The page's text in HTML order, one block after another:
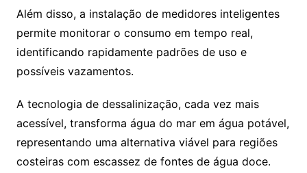
Além disso, a instalação de medidores inteligentes
permite monitorar o consumo em tempo real,
identificando rapidamente padrões de uso e
possíveis vazamentos.
A tecnologia de dessalinização, cada vez mais
acessível, transforma água do mar em água potável,
representando uma alternativa viável para regiões
costeiras com escassez de fontes de água doce.